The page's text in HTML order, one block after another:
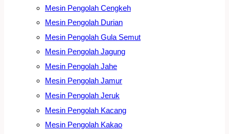
Mesin Pengolah Cengkeh
Mesin Pengolah Durian
Mesin Pengolah Gula Semut
Mesin Pengolah Jagung
Mesin Pengolah Jahe
Mesin Pengolah Jamur
Mesin Pengolah Jeruk
Mesin Pengolah Kacang
Mesin Pengolah Kakao